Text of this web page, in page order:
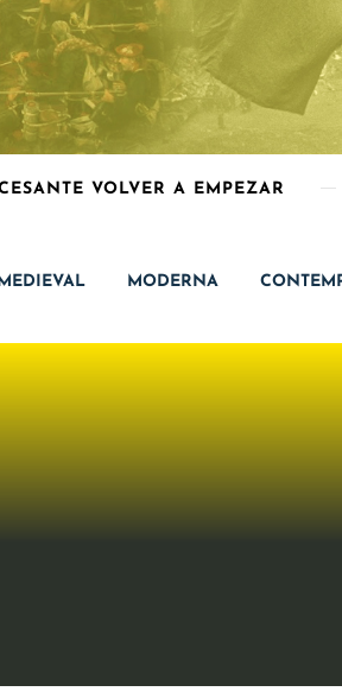
VOLVER A EMPEZAR
MODERNA